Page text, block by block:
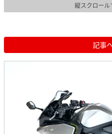
縦スクロー
記事